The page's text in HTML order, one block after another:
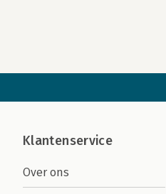
Klantenservice
Over ons